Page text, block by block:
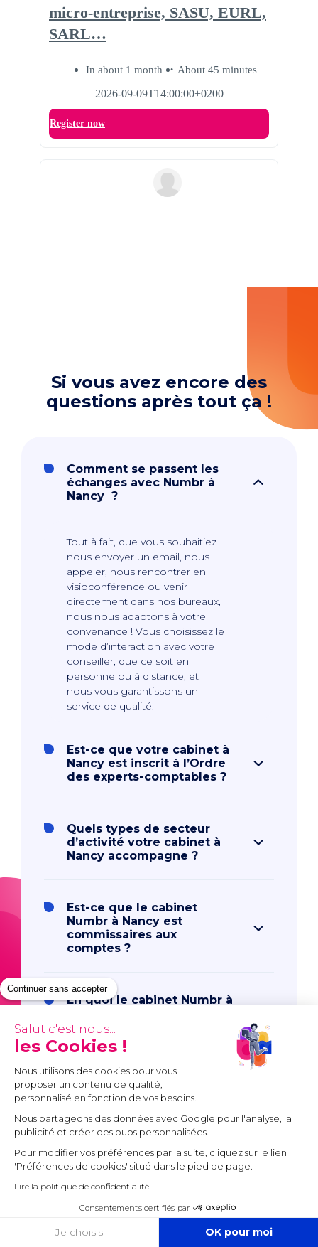
Continuer sans accepter
Salut c'est nous...
les Cookies !
Nous utilisons des cookies pour vous
proposer un contenu de qualité,
personnalisé en fonction de vos besoins.
Nous partageons des données avec Google pour l'analyse, la
publicité et créer des pubs personnalisées.
Pour modifier vos préférences par la suite, cliquez sur le lien
'Préférences de cookies' situé dans le pied de page.
Lire la politique de confidentialité
Consentements certifiés par
Je choisis OK pour moi
COOKIES
Si vous avez encore des
questions après tout ça !
Comment se passent les
échanges avec Numbr à
Nancy ?
Tout à fait, que vous souhaitiez
nous envoyer un email, nous
appeler, nous rencontrer en
visioconférence ou venir
directement dans nos bureaux,
nous nous adaptons à votre
convenance ! Vous choisissez le
mode d’interaction avec votre
conseiller, que ce soit en
personne ou à distance, et
nous vous garantissons un
service de qualité.
Est-ce que votre cabinet à
Nancy est inscrit à l’Ordre
des experts-comptables ?
Quels types de secteur
d’activité votre cabinet à
Nancy accompagne ?
Est-ce que le cabinet
Numbr à Nancy est
commissaires aux
comptes ?
En quoi le cabinet Numbr à
autres experts-
comptables ?
En quoi consiste votre
mission de comptable à
Nancy
Qui sont nos cabinets
d’expertise comptable ?
Comment se passe la